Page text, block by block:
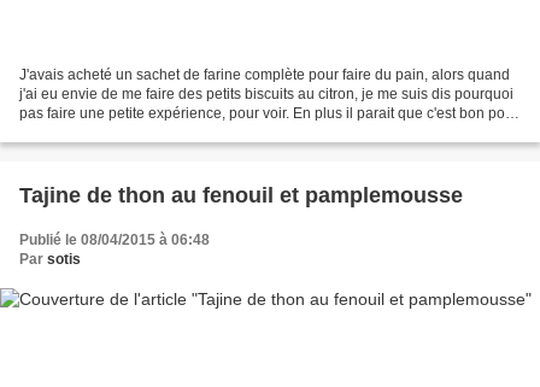
J'avais acheté un sachet de farine complète pour faire du pain, alors quand
j'ai eu envie de me faire des petits biscuits au citron, je me suis dis pourquoi
pas faire une petite expérience, pour voir. En plus il parait que c'est bon pour
Tajine de thon au fenouil et pamplemousse
Publié le 08/04/2015 à 06:48
Par sotis